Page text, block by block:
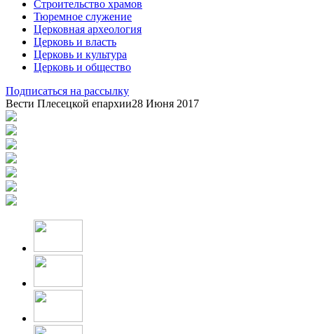
Строительство храмов
Тюремное служение
Церковная археология
Церковь и власть
Церковь и культура
Церковь и общество
Подписаться на рассылку
Вести Плесецкой епархии28 Июня 2017